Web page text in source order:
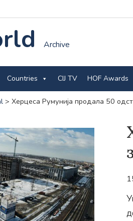
Archive
Countries CIJ TV HOF Awards
> Херцеса Румунија продала 50